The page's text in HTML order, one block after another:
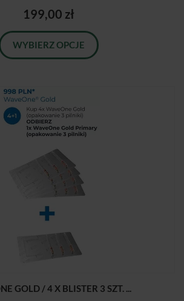
199,00 zł
WYBIERZ OPCJE
GOLD / 4 X BLISTER 3 SZT. ...